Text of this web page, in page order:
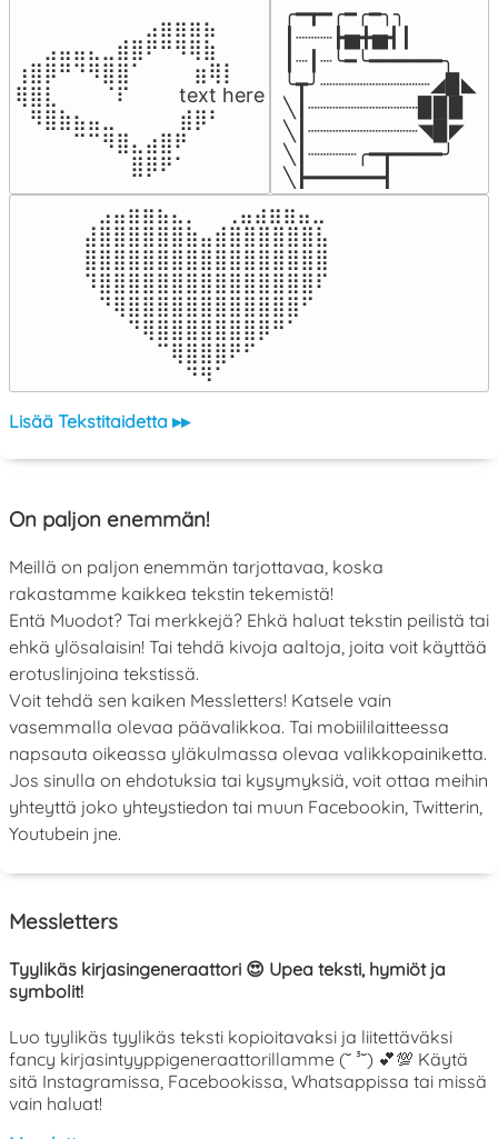
⠀⠀⠀⠀⠀⠀⠀⠀⠀⣠⣶⣶⣶⣦⠀⠀
⠀⠀⣠⣤⣤⣄⣀⣾⣿⠟⠛⠻⢿⣷⠀
⢰⣿⡿⠛⠙⠻⣿⣿⠁⠀⠀ ⠀⣶⢿⡇
⢿⣿⣇⠀⠀⠀⠈⠏⠀⠀⠀ text here
⠀⠻⣿⣷⣦⣤⣀⠀⠀⠀ ⠀⣾⡿⠃⠀
⠀⠀⠀⠀⠉⠉⠻⣿⣄⣴⣿⠟⠀⠀⠀
⠀⠀⠀⠀⠀⠀⠀⠀⣿⡿⠟⠁⠀⠀⠀
╭━┳━╭━╭━╮╮
┃┈┈┈┣▅╋▅┫┃
┃┈┃┈╰━╰━━━━━━╮
╰┳╯┈┈┈┈┈┈┈┈┈◢▉◣
╲┃┈┈┈┈┈┈┈┈┈▉▉▉
╲┃┈┈┈┈┈┈┈┈┈◥▉◤
╲┃┈┈┈┈╭━┳━━━━╯
╲┣━━━━━━┫﻿
⠀⣠⣤⣶⣶⣦⣄⡀  ⠀⢀⣤⣴⣶⣶⣤⣀⠀
⣼⣿⣿⣿⣿⣿⣿⣷⣤⣾⣿⣿⣿⣿⣿⣿⣧
⣿⣿⣿⣿⣿⣿⣿⣿⣿⣿⣿⣿⣿⣿⣿⣿⣿
⠹⣿⣿⣿⣿⣿⣿⣿⣿⣿⣿⣿⣿⣿⣿⣿⠏
⠀⠙⢿⣿⣿⣿⣿⣿⣿⣿⣿⣿⣿⣿⣿⠋⠀
⠀⠀⠀⠙⢿⣿⣿⣿⣿⣿⣿⣿⡿⠛⠁⠀⠀
⠀⠀⠀⠀⠀⠉⢿⣿⣿⣿⠟⠋⠀⠀⠀⠀⠀
⠀⠀⠀⠀⠀⠀⠀⠙⠻⠁⠀⠀⠀⠀⠀⠀⠀⠀⠀⠀⠀⠀⠀
Lisää Tekstitaidetta ▸▸
On paljon enemmän!
Meillä on paljon enemmän tarjottavaa, koska
rakastamme kaikkea tekstin tekemistä!
Entä Muodot? Tai merkkejä? Ehkä haluat tekstin peilistä tai
ehkä ylösalaisin! Tai tehdä kivoja aaltoja, joita voit käyttää
erotuslinjoina tekstissä.
Voit tehdä sen kaiken Messletters! Katsele vain
vasemmalla olevaa päävalikkoa. Tai mobiililaitteessa
napsauta oikeassa yläkulmassa olevaa valikkopainiketta.
Jos sinulla on ehdotuksia tai kysymyksiä, voit ottaa meihin
yhteyttä joko yhteystiedon tai muun Facebookin, Twitterin,
Youtubein jne.
Messletters
Tyylikäs kirjasingeneraattori 😍 Upea teksti, hymiöt ja
symbolit!
Luo tyylikäs tyylikäs teksti kopioitavaksi ja liitettäväksi
fancy kirjasintyyppigeneraattorillamme (˘ ³˘) 💕💯 Käytä
sitä Instagramissa, Facebookissa, Whatsappissa tai missä
vain haluat!